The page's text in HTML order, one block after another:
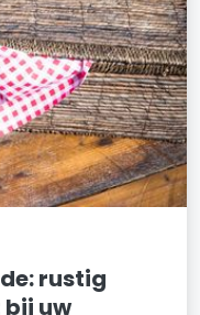
rustig
uw